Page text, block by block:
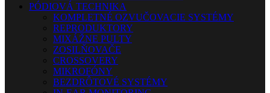
PÓDIOVÁ TECHNIKA
KOMPLETNÉ OZVUČOVACIE SYSTÉMY
REPRODUKTORY
MIXÁŽNE PULTY
ZOSILŇOVAČE
CROSSOVERY
MIKROFÓNY
BEZDRÔTOVÉ SYSTÉMY